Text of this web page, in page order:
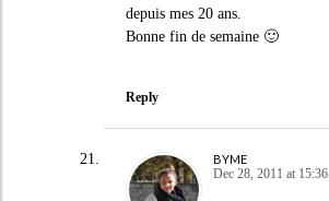
depuis mes 20 ans.
Bonne fin de semaine 🙂
Reply
BYME
Dec 28, 2011 at 15:36